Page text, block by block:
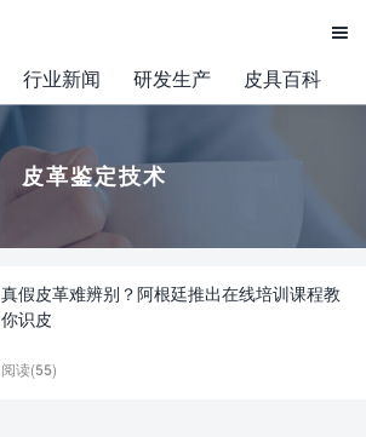

行业新闻 研发生产 皮具百科
皮革鉴定技术
真假皮革难辨别？阿根廷推出在线培训课程教
你识皮
阅读(55)